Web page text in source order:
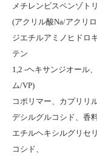
メチレンビスペンゾト
(アクリル酸Na/アクリ
ジエチルアミノヒドロ
テン
1,2 -ヘキサンジオール
ム/VP)
コポリマー、カプリリ
デシルグルコシド、香
エチルヘキシルグリセ
コシド、